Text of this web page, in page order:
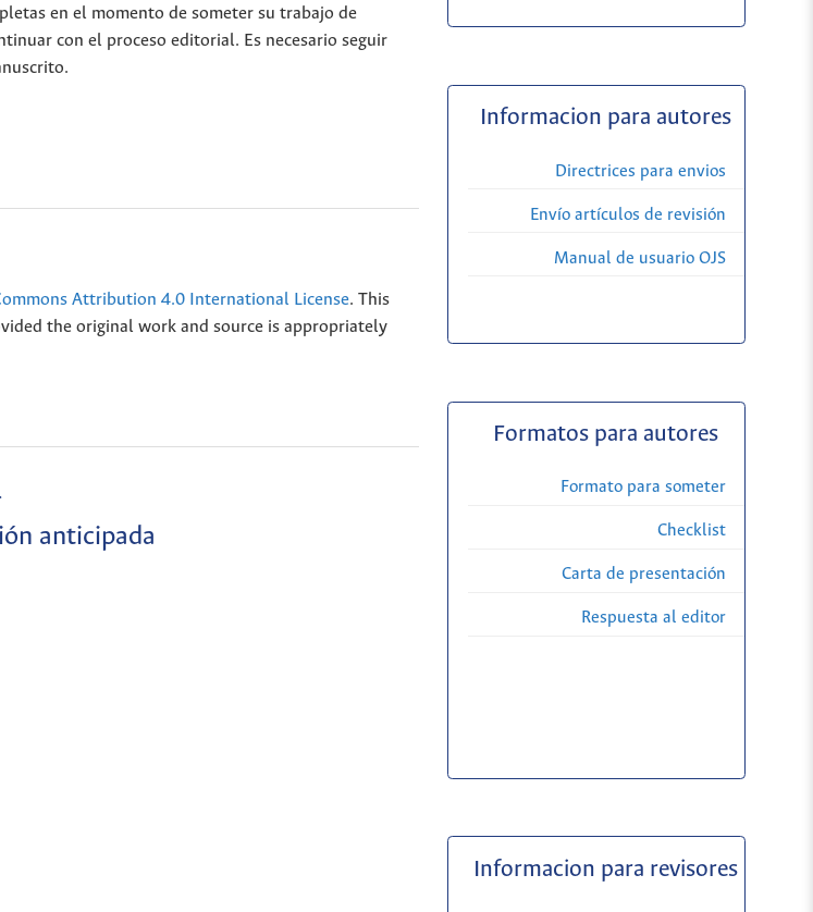
en el momento de someter su trabajo de
con el proceso editorial. Es necesario seguir
Attribution 4.0 International License. This
the original work and source is appropriately
anticipada
Informacion para autores
Directrices para envios
Envío artículos de revisión
Manual de usuario OJS
Formatos para autores
Formato para someter
Checklist
Carta de presentación
Respuesta al editor
Informacion para revisores